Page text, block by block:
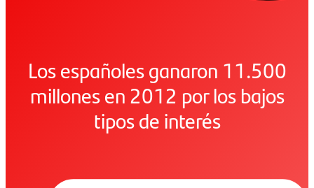
Los españoles ganaron 11.500
millones en 2012 por los bajos
tipos de interés